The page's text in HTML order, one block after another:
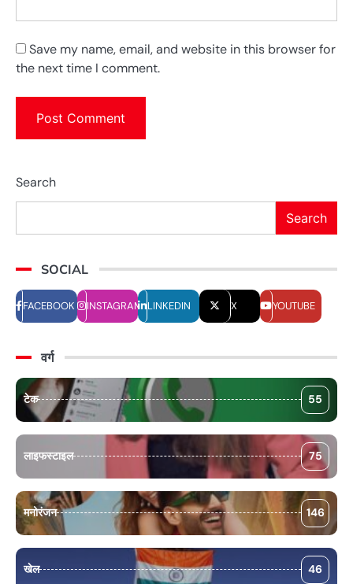
Save my name, email, and website in this browser for
the next time I comment.
Search
Search
SOCIAL
FACEBOOK INSTAGRAM LINKEDIN X YOUTUBE
वर्ग
टेक 55
लाइफस्टाइल 75
मनोरंजन 146
खेल 46